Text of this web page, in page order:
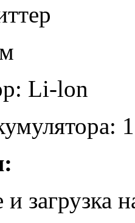
Li-lon
загрузка